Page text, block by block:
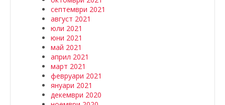
септември 2021
август 2021
юли 2021
юни 2021
май 2021
април 2021
март 2021
февруари 2021
януари 2021
декември 2020